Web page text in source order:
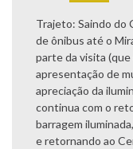
Trajeto: Saindo do
de ônibus até o
parte da visita
apresentação de
apreciação da
continua com o
barragem
e retornando ao